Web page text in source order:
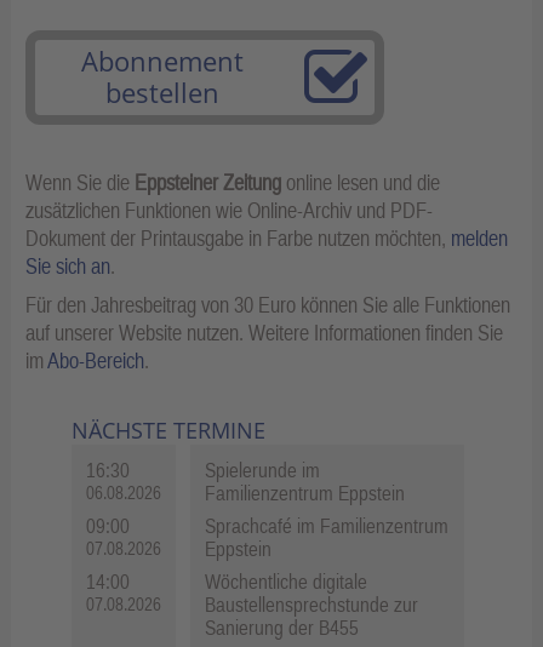
Abonnement
bestellen
Wenn Sie die Eppsteiner Zeitung online lesen und die
zusätzlichen Funktionen wie Online-Archiv und PDF-
Dokument der Printausgabe in Farbe nutzen möchten, melden
Sie sich an.
Für den Jahresbeitrag von 30 Euro können Sie alle Funktionen
auf unserer Website nutzen. Weitere Informationen finden Sie
imAbo-Bereich.
NÄCHSTE TERMINE
16:30
06.08.2026
Spielerunde im
Familienzentrum Eppstein
09:00
07.08.2026
Sprachcafé im Familienzentrum
Eppstein
14:00
07.08.2026
Wöchentliche digitale
Baustellensprechstunde zur
Sanierung der B455